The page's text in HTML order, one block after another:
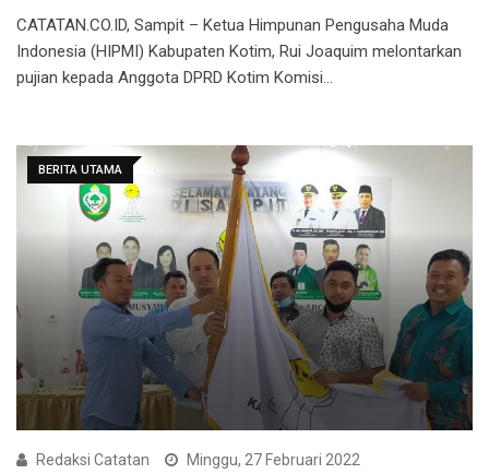
CATATAN.CO.ID, Sampit – Ketua Himpunan Pengusaha Muda
Indonesia (HIPMI) Kabupaten Kotim, Rui Joaquim melontarkan
pujian kepada Anggota DPRD Kotim Komisi…
BERITA UTAMA
Redaksi Catatan Minggu, 27 Februari 2022